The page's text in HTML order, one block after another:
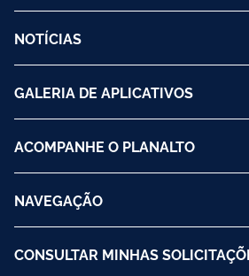
NOTÍCIAS
GALERIA DE APLICATIVOS
ACOMPANHE O PLANALTO
NAVEGAÇÃO
CONSULTAR MINHAS